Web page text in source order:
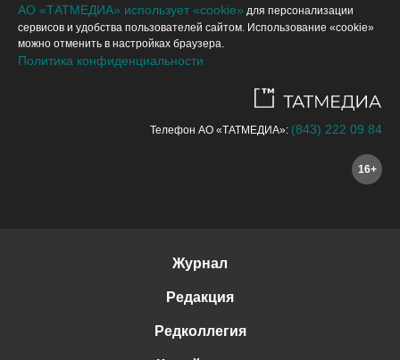
АО «ТАТМЕДИА» использует «cookie» для персонализации
сервисов и удобства пользователей сайтом. Использование «cookie»
можно отменить в настройках браузера.
Политика конфиденциальности
Телефон АО «ТАТМЕДИА»: (843) 222 09 84
16+
Журнал
Редакция
Редколлегия